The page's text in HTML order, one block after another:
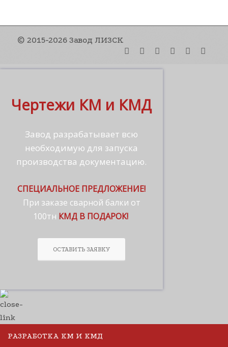
© 2015-2026 Завод ЛИЗСК
Чертежи КМ и КМД
Завод разрабатывает всю
необходимую для запуска
производства документацию.
СПЕЦИАЛЬНОЕ ПРЕДЛОЖЕНИЕ!
При заказе сварной балки от
100тн КМД В ПОДАРОК!
ОСТАВИТЬ ЗАЯВКУ
РАЗРАБОТКА КМ И КМД